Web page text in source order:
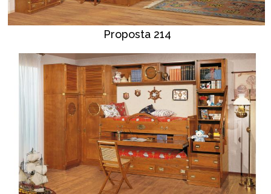
Proposta 214